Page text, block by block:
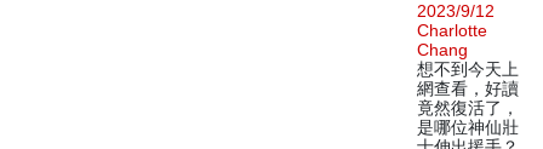
2023/9/12
Charlotte
Chang
想不到今天上
網查看，好讀
竟然復活了，
是哪位神仙壯